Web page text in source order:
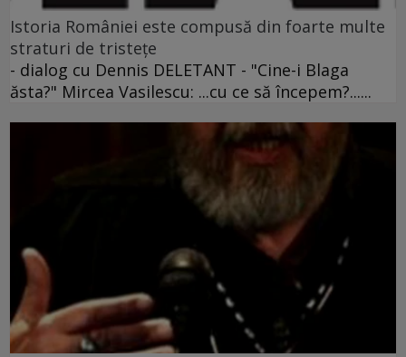
Istoria României este compusă din foarte multe
straturi de tristeţe
- dialog cu Dennis DELETANT - "Cine-i Blaga
ăsta?" Mircea Vasilescu: ...cu ce să începem?......